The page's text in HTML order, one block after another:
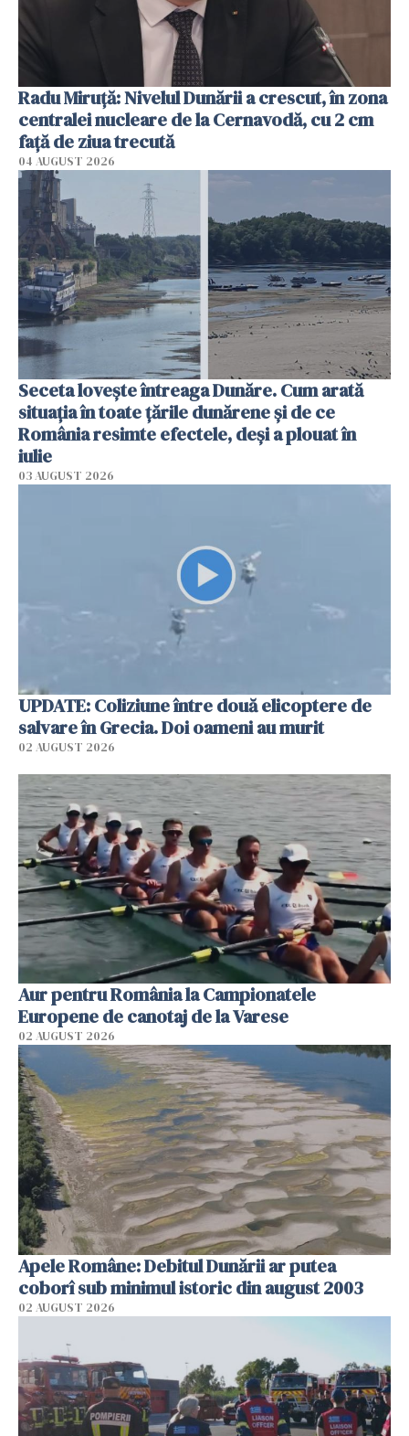
Radu Miruţă: Nivelul Dunării a crescut, în zona
centralei nucleare de la Cernavodă, cu 2 cm
faţă de ziua trecută
04 AUGUST 2026
Seceta lovește întreaga Dunăre. Cum arată
situația în toate țările dunărene și de ce
România resimte efectele, deși a plouat în
iulie
03 AUGUST 2026
UPDATE: Coliziune între două elicoptere de
salvare în Grecia. Doi oameni au murit
02 AUGUST 2026
Aur pentru România la Campionatele
Europene de canotaj de la Varese
02 AUGUST 2026
Apele Române: Debitul Dunării ar putea
coborî sub minimul istoric din august 2003
02 AUGUST 2026